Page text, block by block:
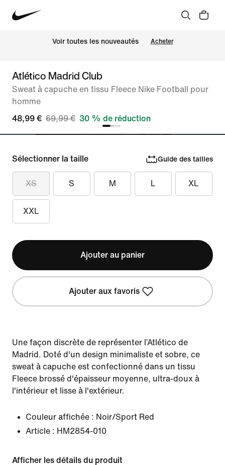
Voir toutes les nouveautés Acheter
Atlético Madrid Club
Sweat à capuche en tissu Fleece Nike Football pour
homme
48,99 € 69,99 € 30 % de réduction
Sélectionner la taille Guide des tailles
XS S M L XL
XXL
Ajouter au panier
Ajouter aux favoris
Une façon discrète de représenter l’Atlético de
Madrid. Doté d'un design minimaliste et sobre, ce
sweat à capuche est confectionné dans un tissu
Fleece brossé d'épaisseur moyenne, ultra-doux à
l'intérieur et lisse à l'extérieur.
Couleur affichée : Noir/Sport Red
Article : HM2854-010
Afficher les détails du produit